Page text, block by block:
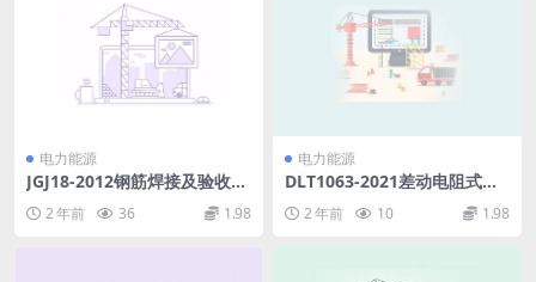
电力能源
JGJ18-2012钢筋焊接及验收规
2 年前 36 1.98
电力能源
DLT1063-2021差动电阻式位
2 年前 10 1.98